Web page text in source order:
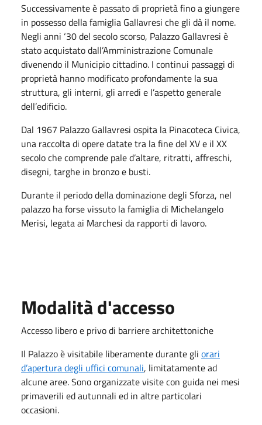
Successivamente è passato di proprietà fino a giungere
in possesso della famiglia Gallavresi che gli dà il nome.
Negli anni ‘30 del secolo scorso, Palazzo Gallavresi è
stato acquistato dall’Amministrazione Comunale
divenendo il Municipio cittadino. I continui passaggi di
proprietà hanno modificato profondamente la sua
struttura, gli interni, gli arredi e l’aspetto generale
dell’edificio.
Dal 1967 Palazzo Gallavresi ospita la Pinacoteca Civica,
una raccolta di opere datate tra la fine del XV e il XX
secolo che comprende pale d’altare, ritratti, affreschi,
disegni, targhe in bronzo e busti.
Durante il periodo della dominazione degli Sforza, nel
palazzo ha forse vissuto la famiglia di Michelangelo
Merisi, legata ai Marchesi da rapporti di lavoro.
Modalità d'accesso
Accesso libero e privo di barriere architettoniche
Il Palazzo è visitabile liberamente durante gli orari
d’apertura degli uffici comunali, limitatamente ad
alcune aree. Sono organizzate visite con guida nei mesi
primaverili ed autunnali ed in altre particolari
occasioni.